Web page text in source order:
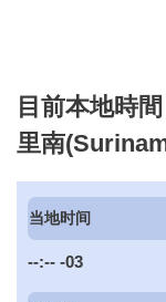
目前本地時
里南
当地时间
--:-- -03